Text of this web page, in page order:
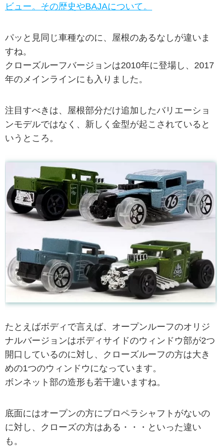
ビュー。その歴史やBAJAについて。
パッと見同じ車種なのに、屋根のあるなしが違いま
すね。
クローズルーフバージョンは2010年に登場し、2017
年のメインラインにも入りました。
注目すべきは、屋根部分だけ追加したバリエーショ
ンモデルではなく、新しく金型が起こされていると
いうところ。
たとえばボディで言えば、オープンルーフのオリジ
ナルバージョンはボディサイドのウィンドウ部が2つ
開口しているのに対し、クローズルーフの方は大き
めの1つのウィンドウになっています。
ボンネット部の造形も若干違いますね。
底面にはオープンの方にプロペラシャフトがないの
に対し、クローズの方はある・・・といった違い
も。